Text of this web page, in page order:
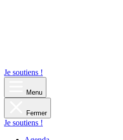
Je soutiens !
Menu
Fermer
Je soutiens !